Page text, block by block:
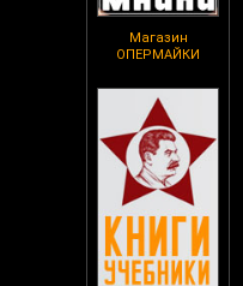
Магазин
ОПЕРМАЙКИ